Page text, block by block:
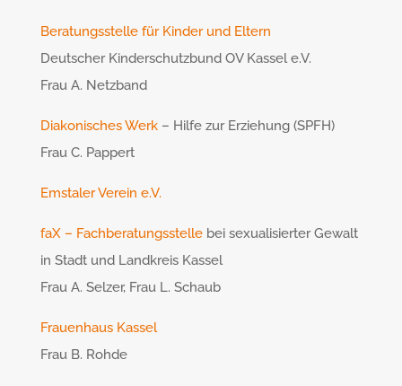
Beratungsstelle für Kinder und Eltern
Deutscher Kinderschutzbund OV Kassel e.V.
Frau A. Netzband
Diakonisches Werk– Hilfe zur Erziehung (SPFH)
Frau C. Pappert
Emstaler Verein e.V.
faX – Fachberatungsstellebei sexualisierter Gewalt
in Stadt und Landkreis Kassel
Frau A. Selzer, Frau L. Schaub
Frauenhaus Kassel
Frau B. Rohde